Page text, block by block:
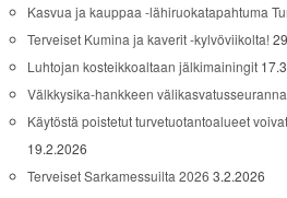
Kasvua ja kauppaa -lähiruokatapahtuma
Terveiset Kumina ja kaverit -kylvöviikolta!
Luhtojan kosteikkoaltaan jälkimainingit
Välkkysika-hankkeen
Käytöstä poistetut turvetuotantoalueet
19.2.2026
Terveiset Sarkamessuilta 2026 3.2.2026